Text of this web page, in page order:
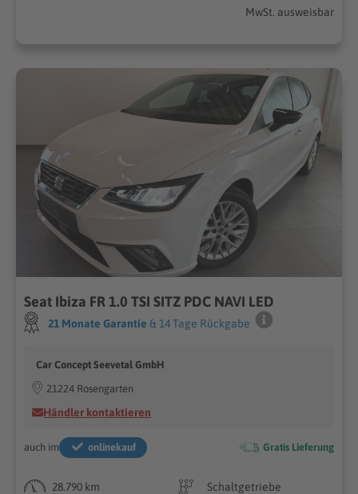
MwSt. ausweisbar
Seat Ibiza FR 1.0 TSI SITZ PDC NAVI LED
21 Monate Garantie & 14 Tage Rückgabe
Car Concept Seevetal GmbH
21224 Rosengarten
Händler kontaktieren
auch im onlinekauf Gratis Lieferung
28.790 km
Schaltgetriebe